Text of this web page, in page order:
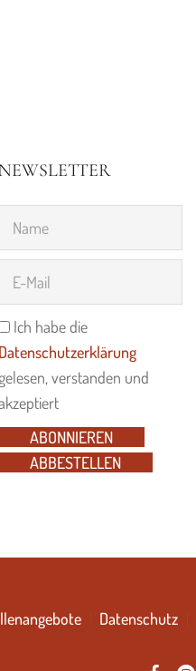
NEWSLETTER
Ich habe die
Datenschutzerklärung
gelesen, verstanden und
ABONNIEREN
ABBESTELLEN
Datenschutz